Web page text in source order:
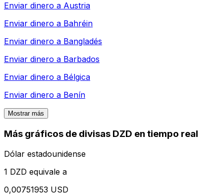
Enviar dinero a Austria
Enviar dinero a Bahréin
Enviar dinero a Bangladés
Enviar dinero a Barbados
Enviar dinero a Bélgica
Enviar dinero a Benín
Mostrar más
Más gráficos de divisas DZD en tiempo real
Dólar estadounidense
1 DZD equivale a
0,00751953 USD